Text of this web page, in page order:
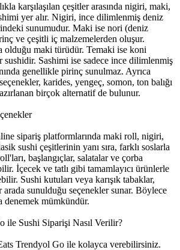
karşılaşılan çeşitler arasında nigiri, maki,
yer alır. Nigiri, ince dilimlenmiş deniz
sunumudur. Maki ise nori (deniz
ve çeşitli iç malzemelerden oluşur.
olduğu maki türüdür. Temaki ise koni
sushidir. Sashimi ise sadece ince dilimlenmiş
genellikle pirinç sunulmaz. Ayrıca
karides, yengeç, somon, ton balığı
birçok alternatif de bulunur.
sipariş platformlarında maki roll, nigiri,
sushi çeşitlerinin yanı sıra, farklı soslarla
başlangıçlar, salatalar ve çorba
İçecek ve tatlı gibi tamamlayıcı ürünlerle
Sushi kutuları veya karışık tabaklar,
sunulduğu seçenekler sunar. Böylece
denemek mümkündür.
ile Sushi Siparişi Nasıl Verilir?
Trendyol Go ile kolayca verebilirsiniz.